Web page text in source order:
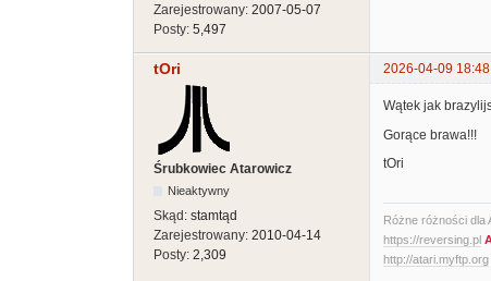
Zarejestrowany: 2007-05-07
Posty: 5,497
tOri 2026-04-09
Śrubkowiec Atarowicz
Nieaktywny
Skąd: stamtąd
Zarejestrowany: 2010-04-14
Posty: 2,309
Wątek jak
Gorące brawa!!!
tOri
Różne różności dla
https://reversing.pl
http://atari.myftp.org